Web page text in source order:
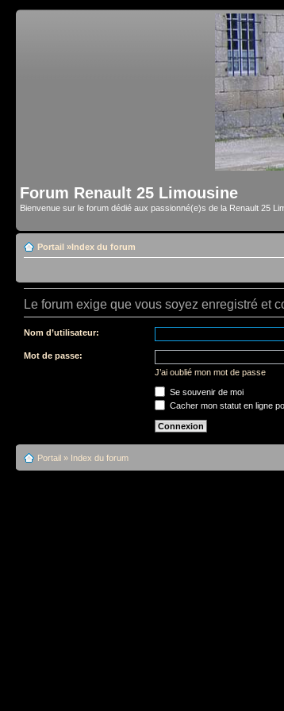
Forum Renault 25 Limousine
Bienvenue sur le forum dédié aux passionné(e)s de la Renault 25
Portail »Index du forum
Le forum exige que vous soyez enregistré et
Nom d’utilisateur:
Mot de passe:
J’ai oublié mon mot de passe
Se souvenir de moi
Cacher mon statut en ligne
Portail » Index du forum